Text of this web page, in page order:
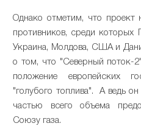
Однако отметим, что проект
противников, среди которых
Украина, Молдова, США и
о том, что "Северный поток-
положение европейских
"голубого топлива". А ведь
частью всего объема
Союзу газа.